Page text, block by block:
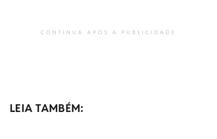
CONTINUA APÓS A PUBLICIDADE
LEIA TAMBÉM: